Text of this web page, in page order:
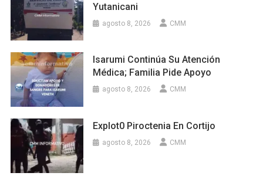
Yutanicani
agosto 8, 2026 CMM
Isarumi Continúa Su Atención
Médica; Familia Pide Apoyo
agosto 8, 2026 CMM
Explot0 Piroctenia En Cortijo
agosto 8, 2026 CMM